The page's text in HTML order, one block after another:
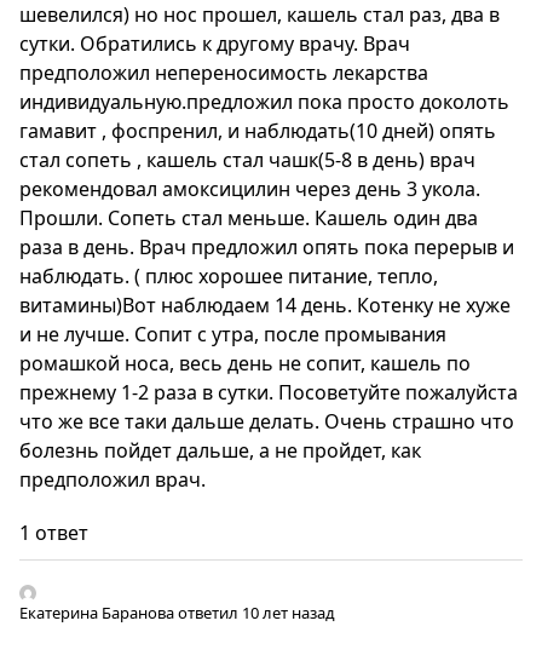
шевелился) но нос прошел, кашель стал раз, два в
сутки. Обратились к другому врачу. Врач
предположил непереносимость лекарства
индивидуальную.предложил пока просто доколоть
гамавит , фоспренил, и наблюдать(10 дней) опять
стал сопеть , кашель стал чашк(5-8 в день) врач
рекомендовал амоксицилин через день 3 укола.
Прошли. Сопеть стал меньше. Кашель один два
раза в день. Врач предложил опять пока перерыв и
наблюдать. ( плюс хорошее питание, тепло,
витамины)Вот наблюдаем 14 день. Котенку не хуже
и не лучше. Сопит с утра, после промывания
ромашкой носа, весь день не сопит, кашель по
прежнему 1-2 раза в сутки. Посоветуйте пожалуйста
что же все таки дальше делать. Очень страшно что
болезнь пойдет дальше, а не пройдет, как
предположил врач.
1 ответ
Екатерина Барановаответил 10 лет назад